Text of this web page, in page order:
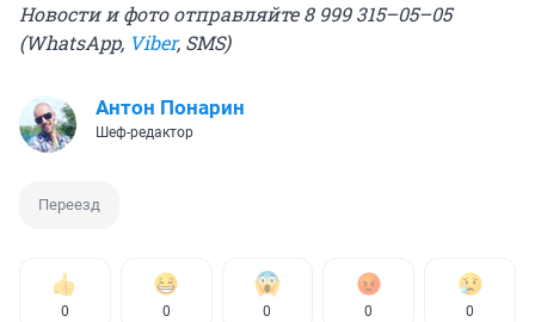
Новости и фото отправляйте 8 999 315–05–05
(WhatsApp, Viber, SMS)
Антон Понарин
Шеф-редактор
Переезд
0 0 0 0 0